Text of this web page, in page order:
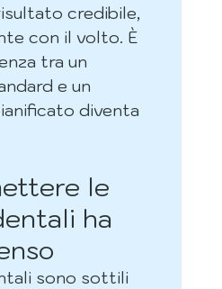
credibile,
con il volto. È
tra un
e un
diventa
le
ha
sono sottili